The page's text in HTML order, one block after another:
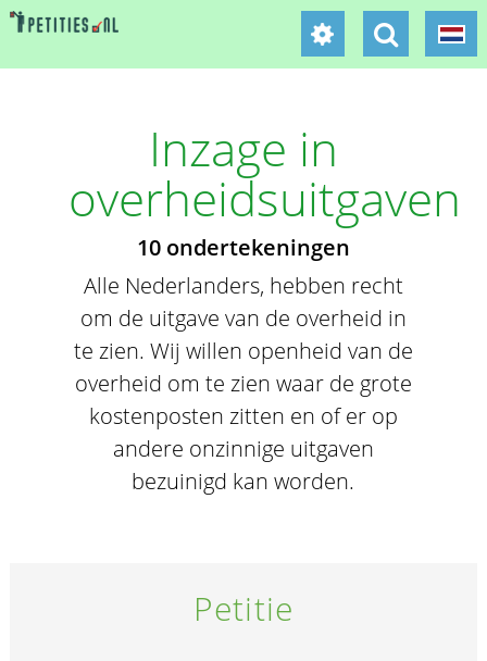
Inzage in
overheidsuitgaven
10 ondertekeningen
Alle Nederlanders, hebben recht
om de uitgave van de overheid in
te zien. Wij willen openheid van de
overheid om te zien waar de grote
kostenposten zitten en of er op
andere onzinnige uitgaven
bezuinigd kan worden.
Petitie